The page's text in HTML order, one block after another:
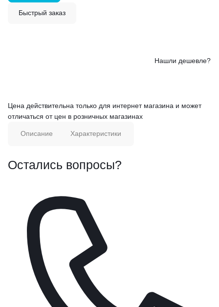
Быстрый заказ
Нашли дешевле?
Цена действительна только для интернет магазина и может
отличаться от цен в розничных магазинах
Описание Характеристики
Остались вопросы?